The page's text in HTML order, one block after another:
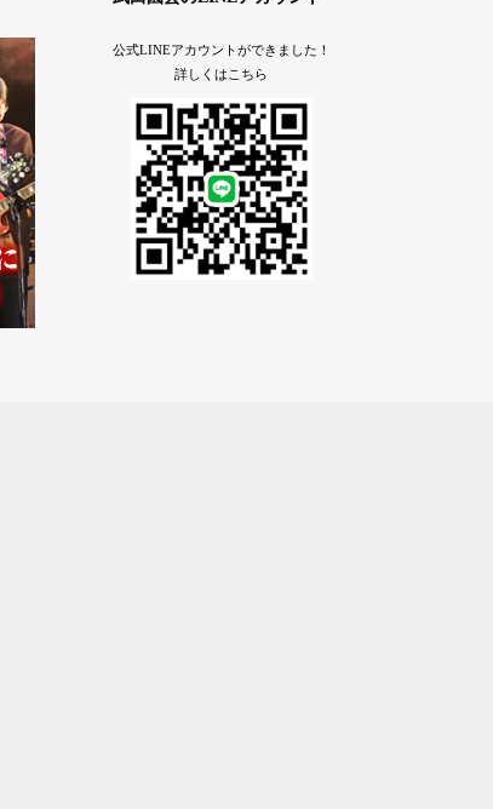
公式LINEアカウントができました！
詳しくはこちら